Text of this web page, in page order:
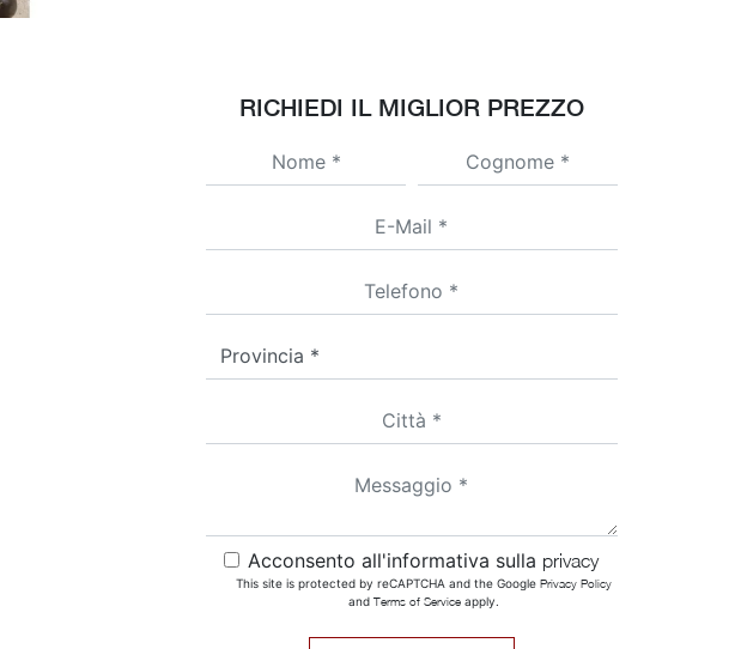
RICHIEDI IL MIGLIOR PREZZO
Acconsento all'informativa sulla privacy
This site is protected by reCAPTCHA and the Google Privacy Policy
and Terms of Serviceapply.